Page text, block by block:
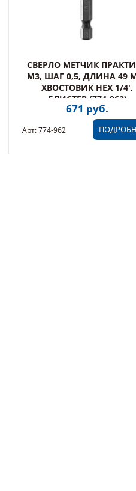
СВЕРЛО МЕТЧИК
М3, ШАГ 0,5, ДЛИНА 49
ХВОСТОВИК HEX 1/4',
БЛИСТЕР (774-962)
671 руб.
Арт: 774-962